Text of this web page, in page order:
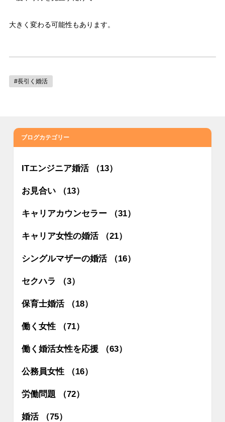
大きく変わる可能性もあります。
#長引く婚活
ブログカテゴリー
ITエンジニア婚活 （13）
お見合い （13）
キャリアカウンセラー （31）
キャリア女性の婚活 （21）
シングルマザーの婚活 （16）
セクハラ （3）
保育士婚活 （18）
働く女性 （71）
働く婚活女性を応援 （63）
公務員女性 （16）
労働問題 （72）
婚活 （75）